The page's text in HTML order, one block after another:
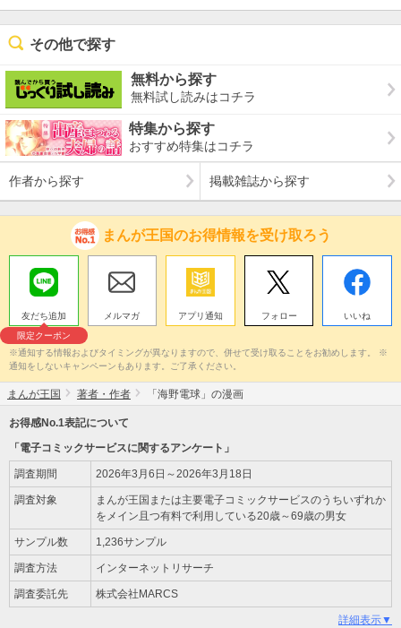
その他で探す
無料から探す
無料試し読みはコチラ
特集から探す
おすすめ特集はコチラ
作者から探す 掲載雑誌から探す
まんが王国のお得情報を受け取ろう
友だち追加
限定クーポン
メルマガ アプリ通知 フォロー いいね
※通知する情報およびタイミングが異なりますので、併せて受け取ることをお勧めします。 ※
通知をしないキャンペーンもあります。ご了承ください。
まんが王国 著者・作者 「海野電球」の漫画
お得感No.1表記について
「電子コミックサービスに関するアンケート」
調査期間 2026年3月6日～2026年3月18日
調査対象
まんが王国または主要電子コミックサービスのうちいずれか
をメイン且つ有料で利用している20歳～69歳の男女
サンプル数 1,236サンプル
調査方法 インターネットリサーチ
調査委託先 株式会社MARCS
詳細表示▼